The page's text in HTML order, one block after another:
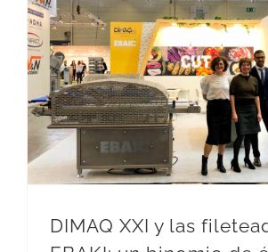
DIMAQ XXI y las